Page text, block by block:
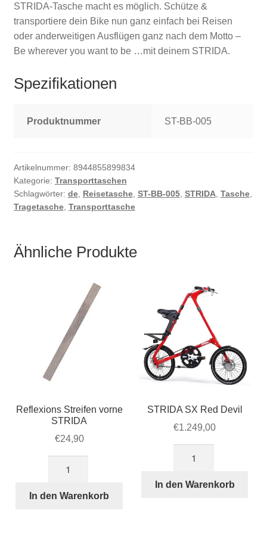
STRIDA-Tasche macht es möglich. Schütze &
transportiere dein Bike nun ganz einfach bei Reisen
oder anderweitigen Ausflügen ganz nach dem Motto –
Be wherever you want to be …mit deinem STRIDA.
Spezifikationen
Produktnummer ST-BB-005
Artikelnummer: 8944855899834
Kategorie: Transporttaschen
Schlagwörter: de, Reisetasche, ST-BB-005, STRIDA, Tasche,
Tragetasche, Transporttasche
Ähnliche Produkte
Reflexions Streifen vorne
STRIDA
€24,90
vorne
In den Warenkorb
STRIDA SX Red Devil
€1.249,00
Red
In den Warenkorb